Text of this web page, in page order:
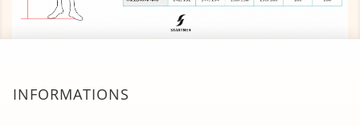
INFORMATIONS